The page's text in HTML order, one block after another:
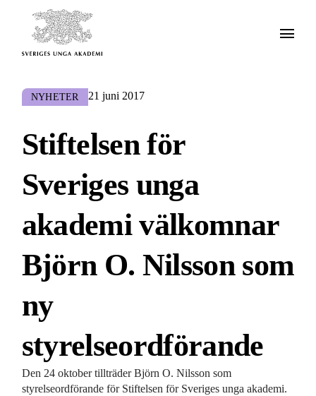
NYHETER 21 juni 2017
Stiftelsen för
Sveriges unga
akademi välkomnar
Björn O. Nilsson som
ny
styrelseordförande
Den 24 oktober tillträder Björn O. Nilsson som
styrelseordförande för Stiftelsen för Sveriges unga akademi.